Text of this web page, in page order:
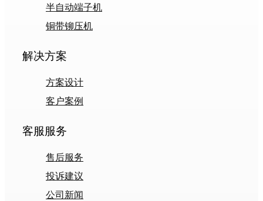
半自动端子机
铜带铆压机
解决方案
方案设计
客户案例
客服服务
售后服务
投诉建议
公司新闻